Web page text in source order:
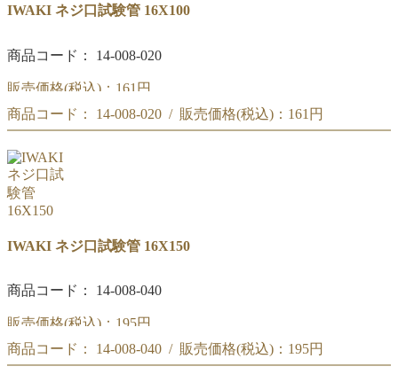
IWAKI ネジ口試験管 16X100
商品コード： 14-008-020
販売価格(税込)： 161円
(#071)IWAKI ネジ口試験管 16X100
商品コード： 14-008-020 / 販売価格(税込)： 161円
(#071)IWAKI ネジ口試験管 16X100
IWAKI ネジ口試験管 16X150
商品コード： 14-008-040
販売価格(税込)： 195円
(#072)IWAKI ネジ口試験管 16X150
商品コード： 14-008-040 / 販売価格(税込)： 195円